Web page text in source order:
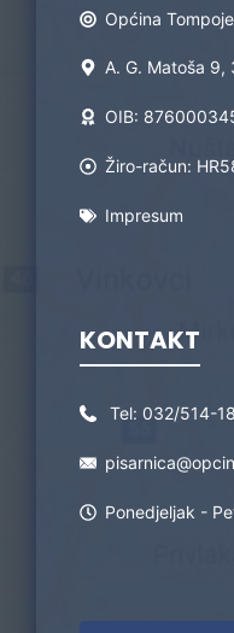
Općina
A. G. Matoša
OIB:
Žiro-račun:
Impresum
KONTAKT
Tel: 032/514-
Ponedjeljak -